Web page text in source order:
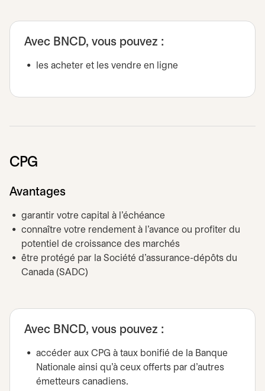
Avec BNCD, vous pouvez :
les acheter et les vendre en ligne
CPG
Avantages
garantir votre capital à l’échéance
connaître votre rendement à l’avance ou profiter du
potentiel de croissance des marchés
être protégé par la Société d’assurance-dépôts du
Canada (SADC)
Avec BNCD, vous pouvez :
accéder aux CPG à taux bonifié de la Banque
Nationale ainsi qu’à ceux offerts par d’autres
émetteurs canadiens.